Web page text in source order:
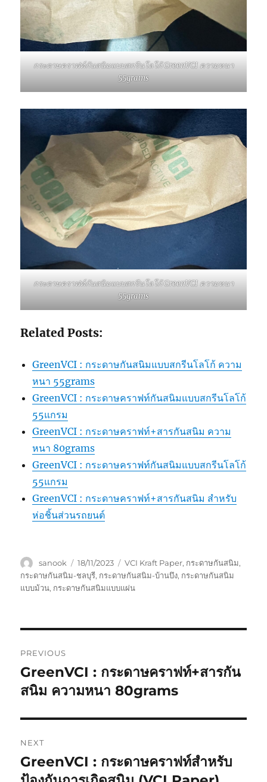
กระดาษคราฟท์กันสนิมแบบสกรีนโลโก้ GreenVCI ความหนา
55grams
กระดาษคราฟท์กันสนิมแบบสกรีนโลโก้ GreenVCI ความหนา
55grams
Related Posts:
GreenVCI : กระดาษกันสนิมแบบสกรีนโลโก้ ความ
หนา 55grams
GreenVCI : กระดาษคราฟท์กันสนิมแบบสกรีนโลโก้
55แกรม
GreenVCI : กระดาษคราฟท์+สารกันสนิม ความ
หนา 80grams
GreenVCI : กระดาษคราฟท์กันสนิมแบบสกรีนโลโก้
55แกรม
GreenVCI : กระดาษคราฟท์+สารกันสนิม สำหรับ
ห่อชิ้นส่วนรถยนต์
Author
sanook
Posted
on
18/11/2023 Tags
VCI Kraft Paper, กระดาษกันสนิม,
กระดาษกันสนิม-ชลบุรี, กระดาษกันสนิม-บ้านบึง, กระดาษกันสนิม
แบบม้วน, กระดาษกันสนิมแบบแผ่น
navigation
PREVIOUS
Previous
post:
GreenVCI : กระดาษคราฟท์+สารกัน
สนิม ความหนา 80grams
NEXT
Next
post:
GreenVCI : กระดาษคราฟท์สำหรับ